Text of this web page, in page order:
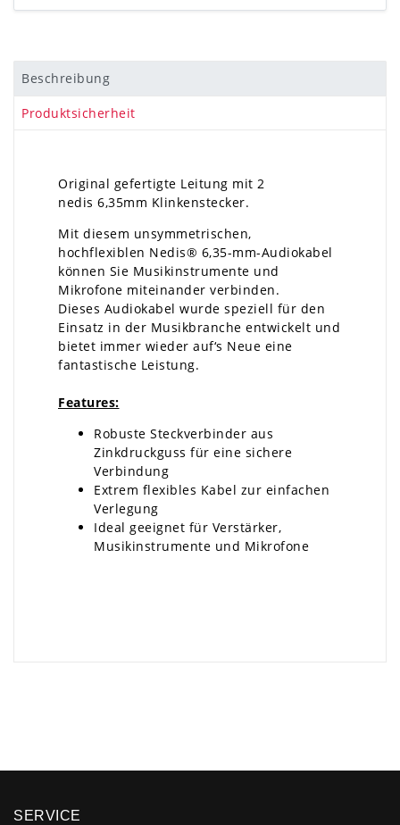
Beschreibung
Produktsicherheit
Original gefertigte Leitung mit 2
nedis 6,35mm Klinkenstecker.
Mit diesem unsymmetrischen,
hochflexiblen Nedis® 6,35-mm-Audiokabel
können Sie Musikinstrumente und
Mikrofone miteinander verbinden.
Dieses Audiokabel wurde speziell für den
Einsatz in der Musikbranche entwickelt und
bietet immer wieder auf‘s Neue eine
fantastische Leistung.
Features:
Robuste Steckverbinder aus
Zinkdruckguss für eine sichere
Verbindung
Extrem flexibles Kabel zur einfachen
Verlegung
Ideal geeignet für Verstärker,
Musikinstrumente und Mikrofone
SERVICE